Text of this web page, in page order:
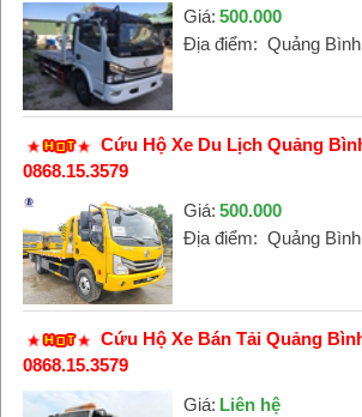
Giá: 500.000
Địa điểm: Quảng
Cứu Hộ Xe Du Lịch Quảng
0868.15.3579
Giá: 500.000
Địa điểm: Quảng
Cứu Hộ Xe Bán Tải Quảng
0868.15.3579
Giá: Liên hệ